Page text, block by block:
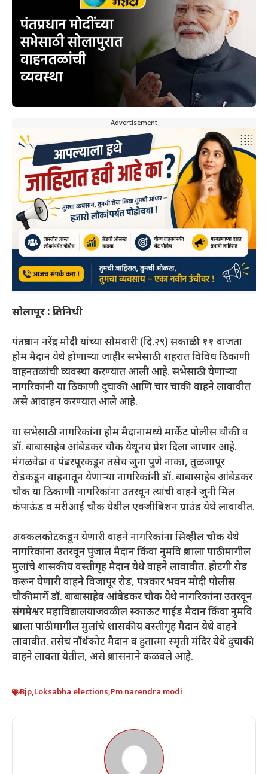
---Advertisement---
सोलापूर : प्रतिनिधी
पंतप्रधान नरेंद्र मोदी यांच्या सोमवारी (दि.२९) सकाळी ११ वाजता
होम मैदान येथे होणाऱ्या जाहीर सभेसाठी शहरात विविध ठिकाणी
वाहनतळांची व्यवस्था करण्यात आली आहे. सभेसाठी येणाऱ्या
नागरिकांनी या ठिकाणी दुचाकी आणि चार चाकी वाहने लावावीत
असे आवाहन करण्यात आले आहे.
या सभेसाठी नागरिकांना होम मैदानामध्ये मार्केट पोलीस चौकी व
डॉ. बाबासाहेब आंबेडकर चौक येथूनच प्रवेश दिला जाणार आहे.
मंगळवेढा व पंढरपूरकडून तसेच जुना पुणे नाका, तुळजापूर
रोडकडून वाहनातून येणाऱ्या नागरिकांनी डॉ. बाबासाहेब आंबेडकर
चौक या ठिकाणी नागरिकांना उतरवून त्यांची वाहने जुनी मिल
कंपाऊंड व मरीआई चौक येथील एक्जीबिशन ग्राउंड येथे लावावीत.
अक्कलकोटकडून येणारी वाहने नागरिकांना सिव्हील चौक येथे
नागरिकांना उतरवून पुंजाल मैदान किंवा नुमवि प्रशाला पाठीमागील
मुलांचे शासकीय वस्तीगृह मैदान येथे वाहने लावावीत. होटगी रोड
करून येणारी वाहने विजापूर रोड, पत्रकार भवन मोदी पोलीस
चौकीमार्गे डॉ. बाबासाहेब आंबेडकर चौक येथे नागरिकांना उतरवून
संगमेश्वर महाविद्यालयाजवळील स्काऊट गाईड मैदान किंवा नुमवि
प्रशाला पाठीमागील मुलांचे शासकीय वस्तीगृह मैदान येथे वाहने
लावावीत. तसेच नॉर्थकोट मैदान व हुतात्मा स्मृती मंदिर येथे दुचाकी
वाहने लावता येतील, असे प्रशासनाने कळवले आहे.
Bjp,Loksabha elections,Pm narendra modi